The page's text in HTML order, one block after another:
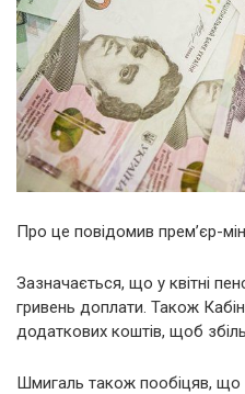
Про це повідомив прем’єр-
Зазначається, що у квітні
гривень доплати. Також
додаткових коштів, щоб
Шмигаль також пообіцяв, що